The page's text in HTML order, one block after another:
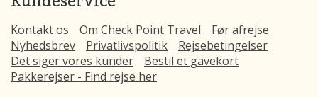
Kontakt os Om Check Point Travel
Før afrejse
Nyhedsbrev
Privatlivspolitik
Rejsebetingelser
Det siger vores kunder
Bestil et gavekort
Pakkerejser - Find rejse her